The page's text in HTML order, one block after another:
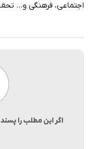
اجتماعی، فرهنگی و…
اگر این مطلب را